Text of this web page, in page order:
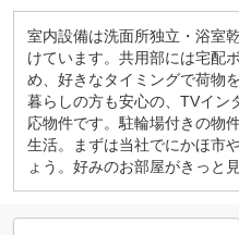
室内設備は洗面所独立・浴室
けています。共用部には宅配
め、好きなタイミングで荷物
暮らしの方も安心の、TVイン
応物件です。駐輪場付きの物
生活。まずは当社でにかほ市
ょう。好みのお部屋がきっと